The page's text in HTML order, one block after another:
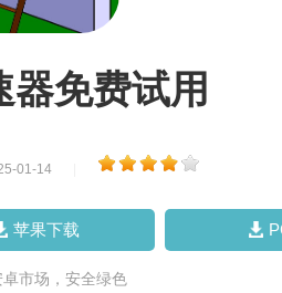
器免费试用
01-14
苹果下载
卓市场，安全绿色